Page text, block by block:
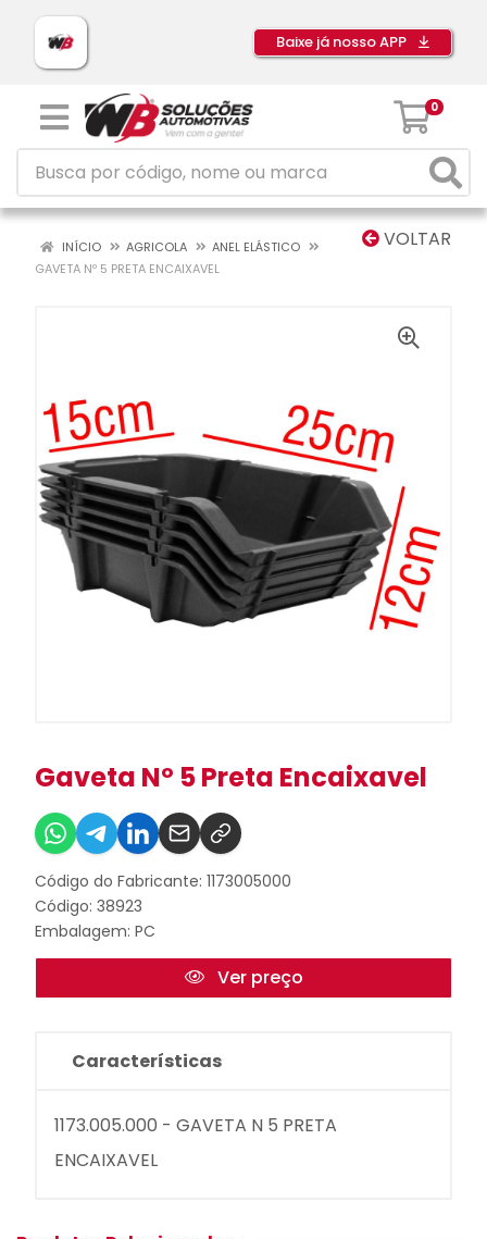
Baixe já nosso APP
0
VOLTAR
INÍCIO AGRICOLA
ANEL ELÁSTICO
GAVETA Nº 5 PRETA ENCAIXAVEL
Gaveta Nº 5 Preta Encaixavel
Código do Fabricante: 1173005000
Código: 38923
Embalagem: PC
Ver preço
Características
1173.005.000 - GAVETA N 5 PRETA
ENCAIXAVEL